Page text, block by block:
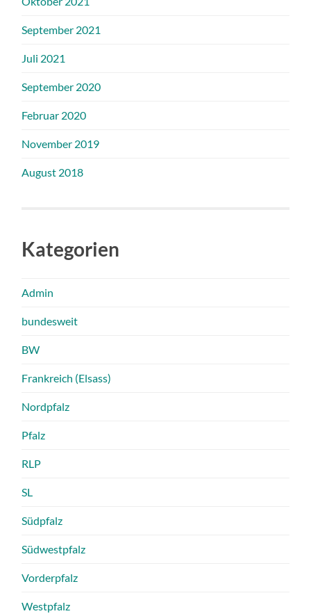
September 2021
Juli 2021
September 2020
Februar 2020
November 2019
August 2018
Kategorien
Admin
bundesweit
BW
Frankreich (Elsass)
Nordpfalz
Pfalz
RLP
SL
Südpfalz
Südwestpfalz
Vorderpfalz
Westpfalz